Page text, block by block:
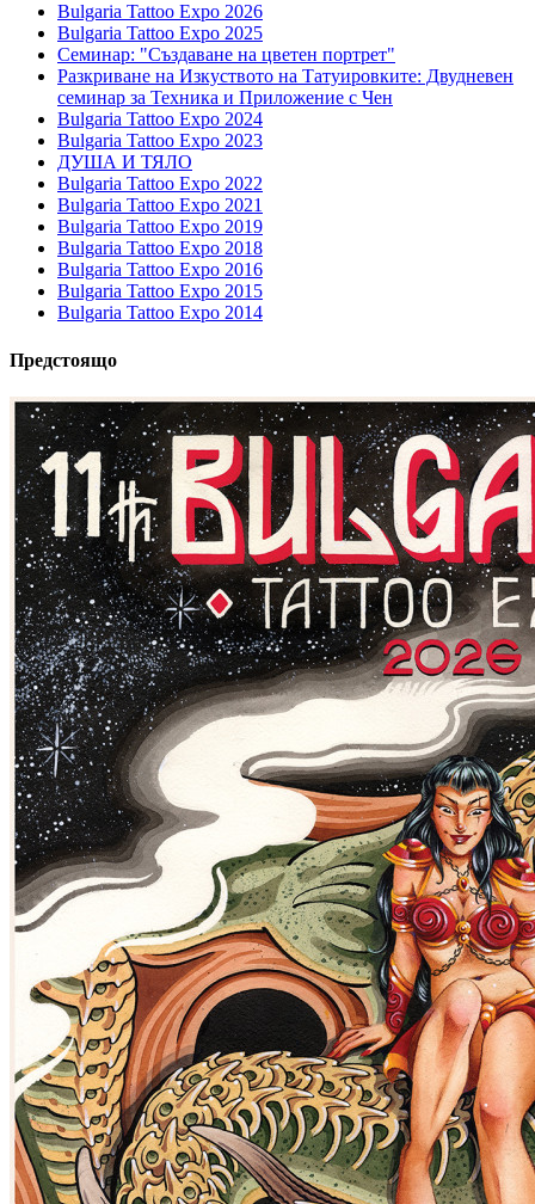
Bulgaria Tattoo Expo 2026
Bulgaria Tattoo Expo 2025
Семинар: "Създаване на цветен портрет"
Разкриване на Изкуството на Татуировките: Двудневен
семинар за Техника и Приложение с Чен
Bulgaria Tattoo Expo 2024
Bulgaria Tattoo Expo 2023
ДУША И ТЯЛО
Bulgaria Tattoo Expo 2022
Bulgaria Tattoo Expo 2021
Bulgaria Tattoo Expo 2019
Bulgaria Tattoo Expo 2018
Bulgaria Tattoo Expo 2016
Bulgaria Tattoo Expo 2015
Bulgaria Tattoo Expo 2014
Предстоящо